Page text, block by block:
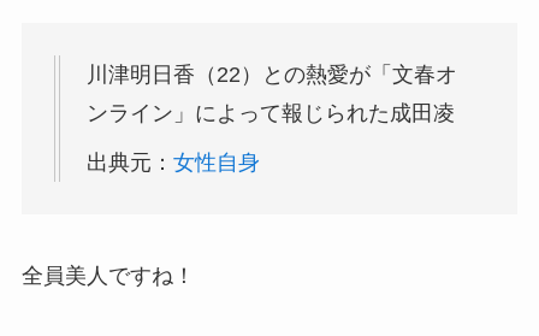
川津明日香（22）との熱愛が「文春オ
ンライン」によって報じられた成田凌
出典元： 女性自身
全員美人ですね！